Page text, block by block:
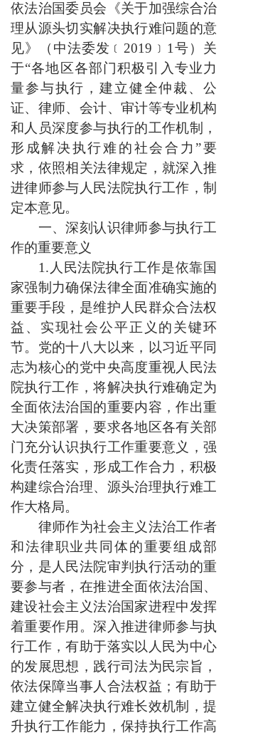
依法治国委员会《关于加强综合治
理从源头切实解决执行难问题的意
见》（中法委发﹝2019﹞1号）关
于“各地区各部门积极引入专业力
量参与执行，建立健全仲裁、公
证、律师、会计、审计等专业机构
和人员深度参与执行的工作机制，
形成解决执行难的社会合力”要
求，依照相关法律规定，就深入推
进律师参与人民法院执行工作，制
定本意见。
一、深刻认识律师参与执行工
作的重要意义
1.人民法院执行工作是依靠国
家强制力确保法律全面准确实施的
重要手段，是维护人民群众合法权
益、实现社会公平正义的关键环
节。党的十八大以来，以习近平同
志为核心的党中央高度重视人民法
院执行工作，将解决执行难确定为
全面依法治国的重要内容，作出重
大决策部署，要求各地区各有关部
门充分认识执行工作重要意义，强
化责任落实，形成工作合力，积极
构建综合治理、源头治理执行难工
作大格局。
律师作为社会主义法治工作者
和法律职业共同体的重要组成部
分，是人民法院审判执行活动的重
要参与者，在推进全面依法治国、
建设社会主义法治国家进程中发挥
着重要作用。深入推进律师参与执
行工作，有助于落实以人民为中心
的发展思想，践行司法为民宗旨，
依法保障当事人合法权益；有助于
建立健全解决执行难长效机制，提
升执行工作能力，保持执行工作高